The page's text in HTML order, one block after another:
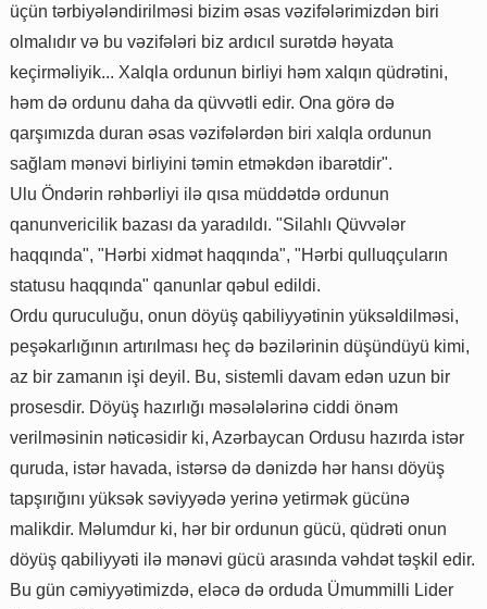
üçün tərbiyələndirilməsi bizim əsas vəzifələrimizdən biri
olmalıdır və bu vəzifələri biz ardıcıl surətdə həyata
keçirməliyik... Xalqla ordunun birliyi həm xalqın qüdrətini,
həm də ordunu daha da qüvvətli edir. Ona görə də
qarşımızda duran əsas vəzifələrdən biri xalqla ordunun
sağlam mənəvi birliyini təmin etməkdən ibarətdir".
Ulu Öndərin rəhbərliyi ilə qısa müddətdə ordunun
qanunvericilik bazası da yaradıldı. "Silahlı Qüvvələr
haqqında", "Hərbi xidmət haqqında", "Hərbi qulluqçuların
statusu haqqında" qanunlar qəbul edildi.
Ordu quruculuğu, onun döyüş qabiliyyətinin yüksəldilməsi,
peşəkarlığının artırılması heç də bəzilərinin düşündüyü kimi,
az bir zamanın işi deyil. Bu, sistemli davam edən uzun bir
prosesdir. Döyüş hazırlığı məsələlərinə ciddi önəm
verilməsinin nəticəsidir ki, Azərbaycan Ordusu hazırda istər
quruda, istər havada, istərsə də dənizdə hər hansı döyüş
tapşırığını yüksək səviyyədə yerinə yetirmək gücünə
malikdir. Məlumdur ki, hər bir ordunun gücü, qüdrəti onun
döyüş qabiliyyəti ilə mənəvi gücü arasında vəhdət təşkil edir.
Bu gün cəmiyyətimizdə, eləcə də orduda Ümummilli Lider